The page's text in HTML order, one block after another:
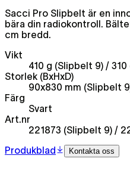
Sacci Pro Slipbelt är en
bära din radiokontroll.
cm bredd.
Vikt
410 g (Slipbelt 9) /
Storlek (BxHxD)
90x830 mm (Slipbelt
Färg
Svart
Art.nr
221873 (Slipbelt 9) /
Produkblad
Kontakta oss